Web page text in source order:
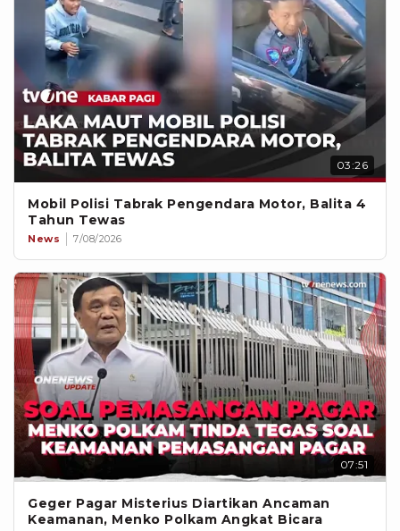
03:26
Mobil Polisi Tabrak Pengendara Motor, Balita 4
Tahun Tewas
News 7/08/2026
07:51
Geger Pagar Misterius Diartikan Ancaman
Keamanan, Menko Polkam Angkat Bicara